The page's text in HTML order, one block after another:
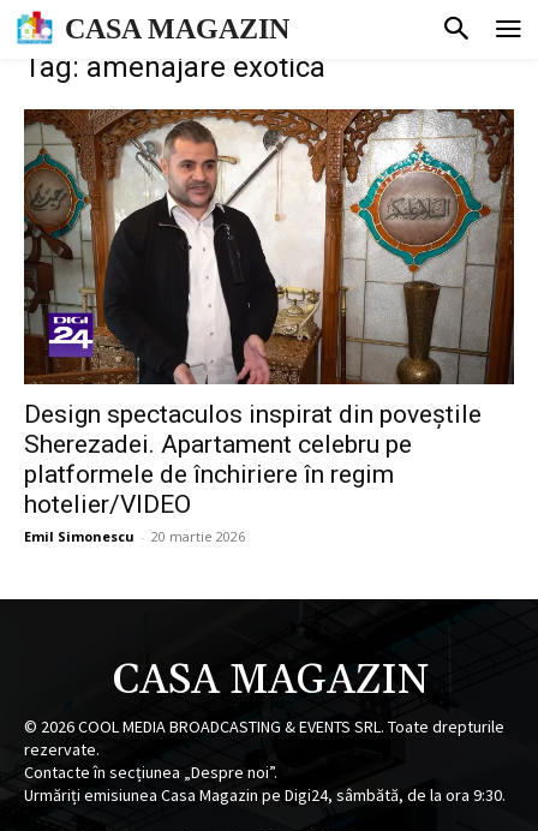
CASA MAGAZIN
Tag: amenajare exotica
Design spectaculos inspirat din poveștile
Sherezadei. Apartament celebru pe
platformele de închiriere în regim
hotelier/VIDEO
Emil Simonescu - 20 martie 2026
CASA MAGAZIN
© 2026COOL MEDIA BROADCASTING & EVENTS SRL. Toate drepturile
rezervate.
Contacte în secțiunea „Despre noi”.
Urmăriți emisiunea Casa Magazin pe Digi24, sâmbătă, de la ora 9:30.